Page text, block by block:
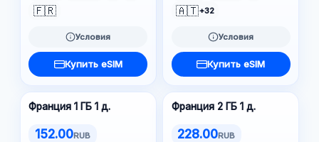
🇫🇷
Условия
Купить eSIM
🇦🇹+32
Условия
Купить eSIM
Франция 1 ГБ 1 д.
152.00RUB
Франция 2 ГБ 1 д.
228.00RUB